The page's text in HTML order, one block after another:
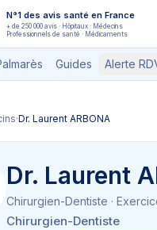
N°1 des avis santé en France
+ de 250 000 avis · Hôpitaux · Médecins
Professionnels de santé · Médicaments
Guides Alerte
·Dr. Laurent ARBONA
Dr. Laurent
Chirurgien-Dentiste ·
Chirurgien-Dentiste